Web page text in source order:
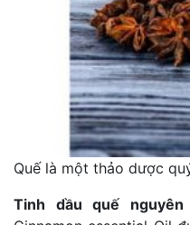
Quế là một thảo dược
Tinh dầu quế nguyên